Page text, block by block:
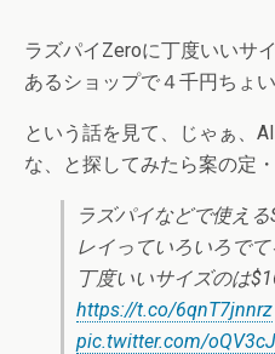
ラズパイZeroに丁度いいサ
あるショップで４千円ちょ
という話を見て、じゃぁ、
な、と探してみたら案の定・
ラズパイなどで使え
レイっていろいろで
丁度いいサイズのは
https://t.co/6qnT7jnnrz
pic.twitter.com/